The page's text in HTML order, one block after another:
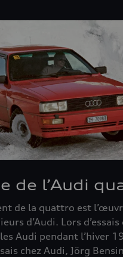
de l’Audi
de la quattro est
d’Audi. Lors d’essais
Audi pendant l’hiver
chez Audi, Jörg